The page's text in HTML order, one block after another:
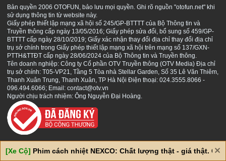
S
Bản quyền 2006 OTOFUN, bảo lưu mọi quyền. Ghi rõ nguồn "otofun.net" khi
sử dụng thông tin từ website này.
Giấy phép thiết lập mạng xã hội số 245/GP-BTTTT của Bộ Thông tin và
Truyền thông cấp ngày 13/05/2016; Giấy phép sửa đổi, bổ sung số 459/GP-
BTTTT cấp ngày 28/10/2019; Giấy xác nhận thay đổi địa chỉ thay đổi địa chỉ
trụ sở chính trong Giấy phép thiết lập mạng xã hội trên mạng số 137/GXN-
PTTH&TTĐT cấp ngày 28/06/2024 của Bộ Thông tin và Truyền thông.
Tên doanh nghiệp: Công ty Cổ phần OTV Truyền thông (OTV Media) Địa chỉ
trụ sở chính: T05-VP21, Tầng 5 Tòa nhà Stellar Garden, Số 35 Lê Văn Thiêm,
Thanh Xuân Trung, Thanh Xuân, TP Hà Nội Điện thoại: 024.3555.8066 -
096.494.6066; Email: contact@otv.vn
Người chịu trách nhiệm: Ông Nguyễn Đại Hoàng.
[Xe Cộ] Phim cách nhiệt NEXCO: Chất lượng thật - giá thật. Giá